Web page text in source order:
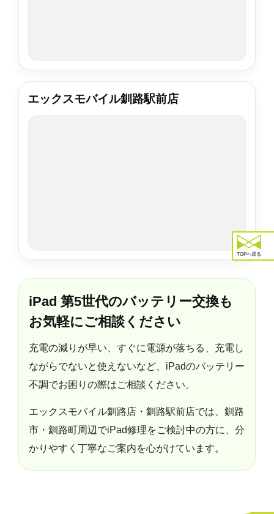
エックスモバイル釧路駅前店
iPad 第5世代のバッテリー交換も
お気軽にご相談ください
充電の減りが早い、すぐに電源が落ちる、充電し
ながらでないと使えないなど、iPadのバッテリー
不調でお困りの際はご相談ください。
エックスモバイル釧路店・釧路駅前店では、釧路
市・釧路町周辺でiPad修理をご検討中の方に、分
かりやすく丁寧なご案内を心がけています。
TOPへ戻る